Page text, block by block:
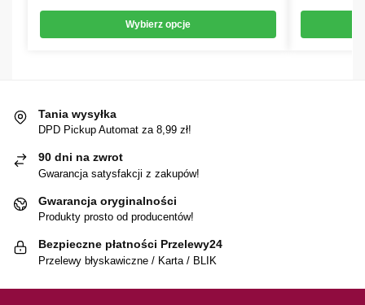
Wybierz opcje
Tania wysyłka
DPD Pickup Automat za 8,99 zł!
90 dni na zwrot
Gwarancja satysfakcji z zakupów!
Gwarancja oryginalności
Produkty prosto od producentów!
Bezpieczne płatności Przelewy24
Przelewy błyskawiczne / Karta / BLIK